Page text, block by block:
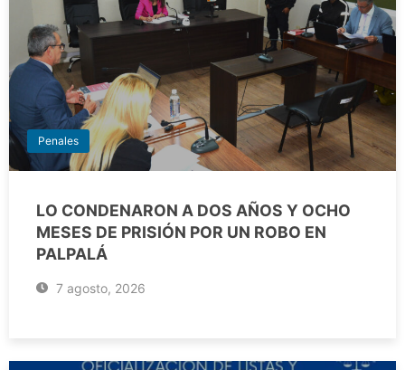
Penales
LO CONDENARON A DOS AÑOS Y OCHO
MESES DE PRISIÓN POR UN ROBO EN
PALPALÁ
7 agosto, 2026